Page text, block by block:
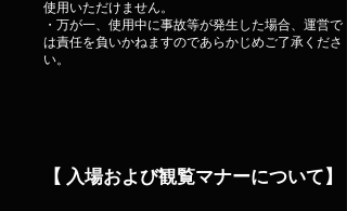
使用いただけません。
・万が一、使用中に事故等が発生した場合、運営で
は責任を負いかねますのであらかじめご了承くださ
い。
【 入場および観覧マナーについて】